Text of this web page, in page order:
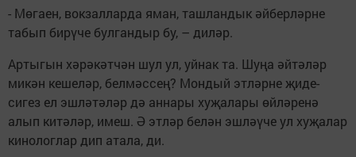
- Мөгаен, вокзалларда яман, ташландык әйберләрне
табып бирүче булгандыр бу, – диләр.
Артыгын хәрәкәтчән шул ул, уйнак та. Шуңа әйтәләр
микән кешеләр, белмәссең? Мондый этләрне җиде-
сигез ел эшләтәләр дә аннары хуҗалары өйләренә
алып китәләр, имеш. Ә этләр белән эшләүче ул хуҗалар
кинологлар дип атала, ди.